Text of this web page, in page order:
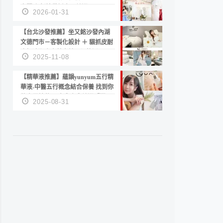
套服務 新娘備婚省心首選！
2026-01-31
【台北沙發推薦】坐又銘沙發內湖
文德門市－客製化設計 ＋ 貓抓皮耐
磨好清潔｜直營直銷、價格透明
高CP值打造夢想居家風格
2025-11-08
【精華液推薦】蘊韻yunyum五行精
華液-中醫五行概念結合保養 找到你
的專屬精華！ 水㊀土㊀就選「潤・
賦精華」維持肌膚剛剛好的平衡
2025-08-31